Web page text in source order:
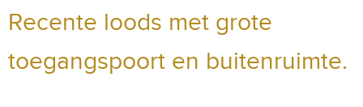
Recente loods met grote
toegangspoort en buitenruimte.